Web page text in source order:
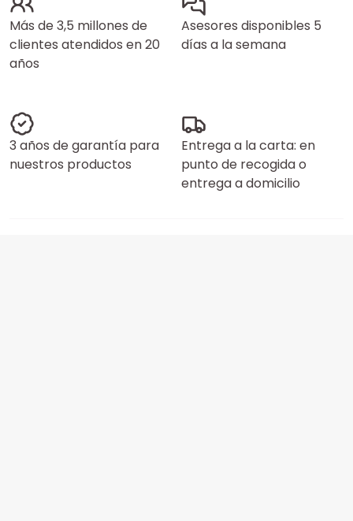
Más de 3,5 millones de
clientes atendidos en 20
años
Asesores disponibles 5
días a la semana
3 años de garantía para
nuestros productos
Entrega a la carta: en
punto de recogida o
entrega a domicilio